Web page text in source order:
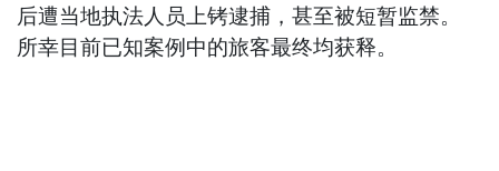
后遭当地执法人员上铐逮捕，甚至被短暂监禁。
所幸目前已知案例中的旅客最终均获释。